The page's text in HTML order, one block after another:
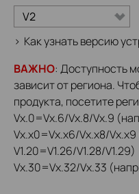
V2
> Как узнать версию
ВАЖНО: Доступность
зависит от региона.
продукта, посетите
Vx.0=Vx.6/Vx.8/Vx.9
Vx.x0=Vx.x6/Vx.x8/
V1.20=V1.26/V1.28/V1.29)
Vx.30=Vx.32/Vx.33